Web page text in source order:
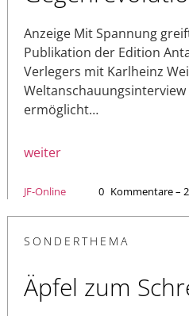
Anzeige Mit Spannung
Publikation der Edition
Verlegers mit Karlheinz
ermöglicht…
weiter
JF-Online 0 Kommentare –
SONDERTHEMA
Äpfel zum